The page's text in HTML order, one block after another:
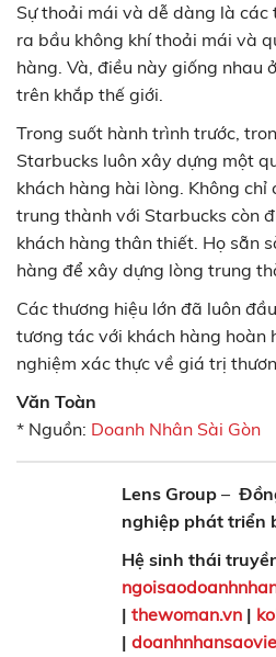
Sự thoải mái và dễ dàng là
ra bầu không khí thoải mái và
hàng. Và, điều này giống nhau
trên khắp thế giới.
Trong suốt hành trình trước,
Starbucks luôn xây dựng một
khách hàng hài lòng. Không chỉ
trung thành với Starbucks còn
khách hàng thân thiết. Họ sẵn
hàng để xây dựng lòng trung
Các thương hiệu lớn đã luôn
tương tác với khách hàng hoàn
nghiệm xác thực về giá trị
Văn Toàn
* Nguồn: Doanh Nhân Sài Gòn
Lens Group –
nghiệp phát triển
Hệ sinh thái
| thewoman.vn |
|